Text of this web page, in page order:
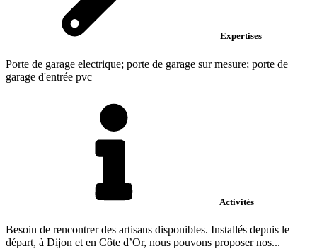
Expertises
Porte de garage electrique; porte de garage sur mesure; porte de
garage d'entrée pvc
Activités
Besoin de rencontrer des artisans disponibles. Installés depuis le
départ, à Dijon et en Côte d’Or, nous pouvons proposer nos...